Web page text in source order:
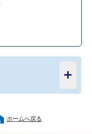
ホームへ戻る